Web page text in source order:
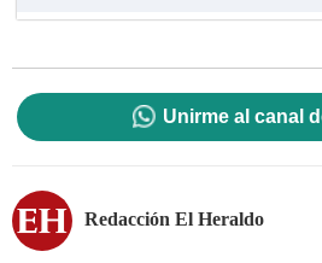
Unirme al canal
Redacción El Heraldo